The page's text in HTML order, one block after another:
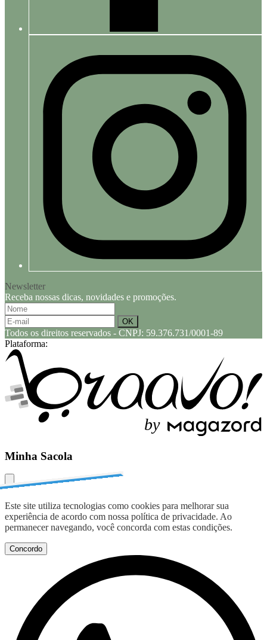
Newsletter
Receba nossas dicas, novidades e promoções.
Todos os direitos reservados - CNPJ: 59.376.731/0001-89
Plataforma:
by
Minha Sacola
Este site utiliza tecnologias como cookies para melhorar sua
experiência de acordo com nossa política de privacidade. Ao
permanecer navegando, você concorda com estas condições.
Concordo